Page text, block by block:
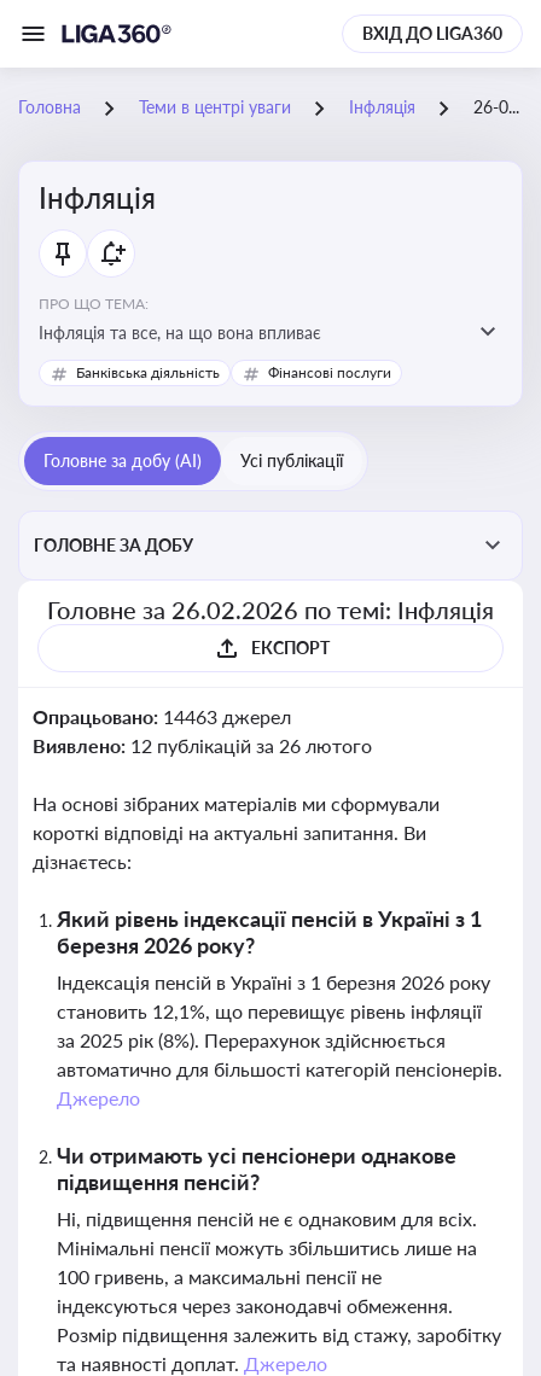
ВХІД ДО LIGA360
Головна Теми в центрі уваги Інфляція 26-02-2026
Інфляція
ПРО ЩО ТЕМА:
Інфляція та все, на що вона впливає
Банківська діяльність Фінансові послуги
Головне за добу (AI) Усі публікації
ГОЛОВНЕ ЗА ДОБУ
Головне за 26.02.2026 по темі: Інфляція
ЕКСПОРТ
Опрацьовано: 14463 джерел
Виявлено: 12 публікацій за 26 лютого
На основі зібраних матеріалів ми сформували
короткі відповіді на актуальні запитання. Ви
дізнаєтесь:
Який рівень індексації пенсій в Україні з 1
березня 2026 року?
Індексація пенсій в Україні з 1 березня 2026 року
становить 12,1%, що перевищує рівень інфляції
за 2025 рік (8%). Перерахунок здійснюється
автоматично для більшості категорій пенсіонерів.
Джерело
Чи отримають усі пенсіонери однакове
підвищення пенсій?
Ні, підвищення пенсій не є однаковим для всіх.
Мінімальні пенсії можуть збільшитись лише на
100 гривень, а максимальні пенсії не
індексуються через законодавчі обмеження.
Розмір підвищення залежить від стажу, заробітку
та наявності доплат. Джерело